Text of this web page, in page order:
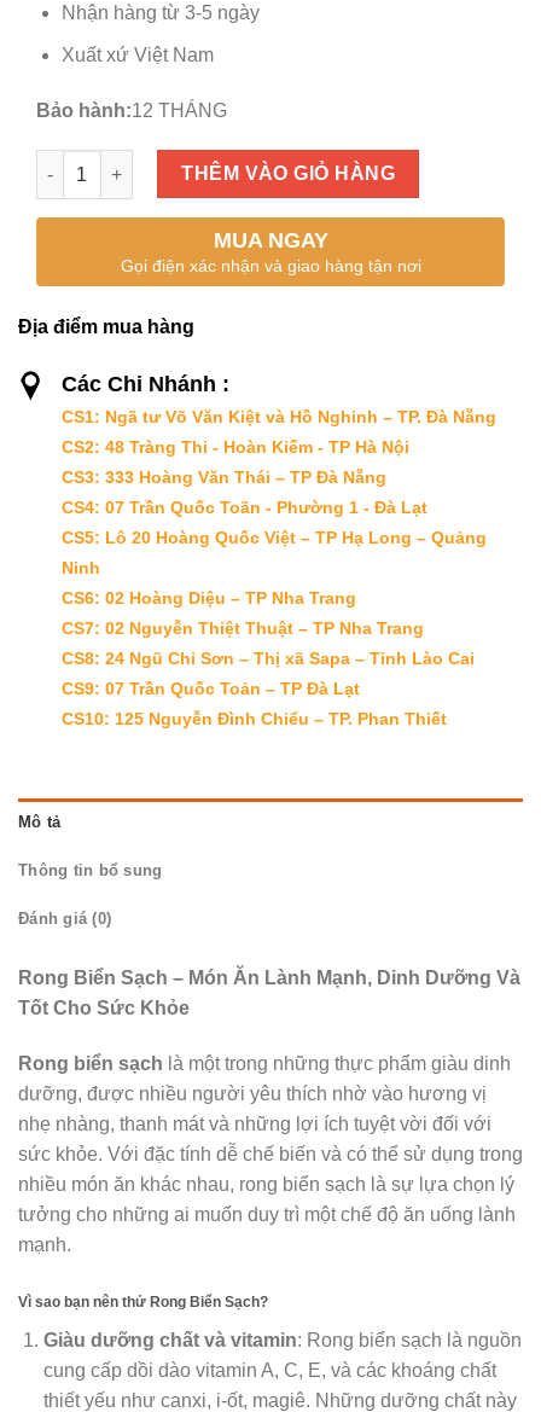
Nhận hàng từ 3-5 ngày
Xuất xứ Việt Nam
Bảo hành:12 THÁNG
RONG BIỂN SẠCH số lượng
THÊM VÀO GIỎ HÀNG
MUA NGAY
Gọi điện xác nhận và giao hàng tận nơi
Địa điểm mua hàng
Các Chi Nhánh :
CS1: Ngã tư Võ Văn Kiệt và Hồ Nghinh – TP. Đà Nẵng
CS2: 48 Tràng Thi - Hoàn Kiếm - TP Hà Nội
CS3: 333 Hoàng Văn Thái – TP Đà Nẵng
CS4: 07 Trần Quốc Toãn - Phường 1 - Đà Lạt
CS5: Lô 20 Hoàng Quốc Việt – TP Hạ Long – Quảng
Ninh
CS6: 02 Hoàng Diệu – TP Nha Trang
CS7: 02 Nguyễn Thiệt Thuật – TP Nha Trang
CS8: 24 Ngũ Chỉ Sơn – Thị xã Sapa – Tỉnh Lào Cai
CS9: 07 Trần Quốc Toản – TP Đà Lạt
CS10: 125 Nguyễn Đình Chiểu – TP. Phan Thiết
Mô tả
Thông tin bổ sung
Đánh giá (0)
Rong Biển Sạch – Món Ăn Lành Mạnh, Dinh Dưỡng Và
Tốt Cho Sức Khỏe
Rong biển sạch là một trong những thực phẩm giàu dinh
dưỡng, được nhiều người yêu thích nhờ vào hương vị
nhẹ nhàng, thanh mát và những lợi ích tuyệt vời đối với
sức khỏe. Với đặc tính dễ chế biến và có thể sử dụng trong
nhiều món ăn khác nhau, rong biển sạch là sự lựa chọn lý
tưởng cho những ai muốn duy trì một chế độ ăn uống lành
mạnh.
Vì sao bạn nên thử Rong Biển Sạch?
Giàu dưỡng chất và vitamin: Rong biển sạch là nguồn
cung cấp dồi dào vitamin A, C, E, và các khoáng chất
thiết yếu như canxi, i-ốt, magiê. Những dưỡng chất này